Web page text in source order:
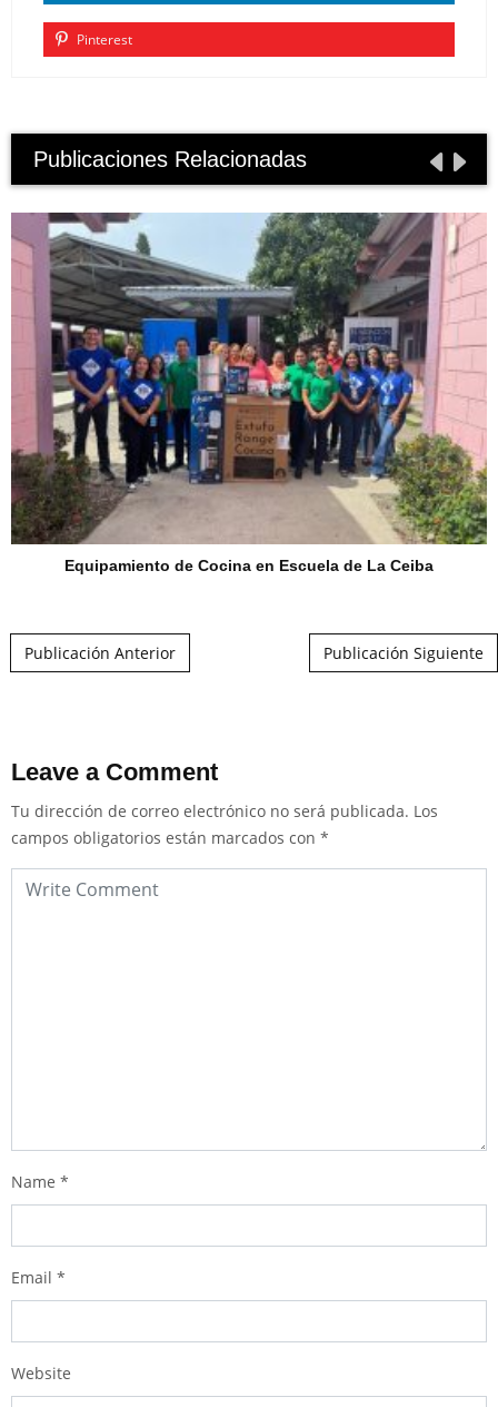
Pinterest
Publicaciones Relacionadas
Equipamiento de Cocina en Escuela de La Ceiba
Publicación Anterior Publicación Siguiente
Leave a Comment
Tu dirección de correo electrónico no será publicada. Los
campos obligatorios están marcados con *
Name *
Email *
Website